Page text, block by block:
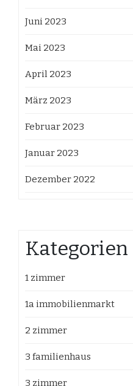
Juni 2023
Mai 2023
April 2023
März 2023
Februar 2023
Januar 2023
Dezember 2022
Kategorien
1 zimmer
1a immobilienmarkt
2 zimmer
3 familienhaus
3 zimmer